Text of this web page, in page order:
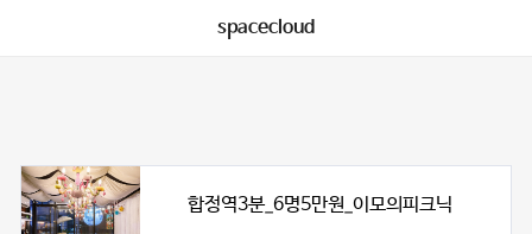
spacecloud
합정역3분_6명5만원_이모의피크닉